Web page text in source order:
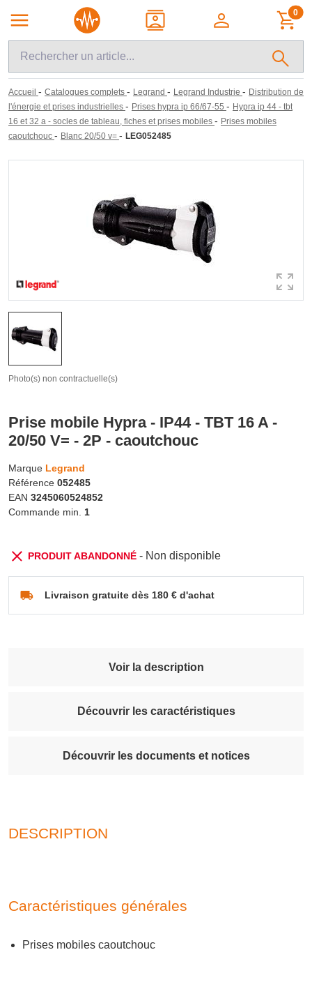
0
Accueil - Catalogues complets - Legrand - Legrand Industrie - Distribution de
l'énergie et prises industrielles - Prises hypra ip 66/67-55 - Hypra ip 44 - tbt
16 et 32 a - socles de tableau, fiches et prises mobiles - Prises mobiles
caoutchouc - Blanc 20/50 v= - LEG052485
Photo(s) non contractuelle(s)
Prise mobile Hypra - IP44 - TBT 16 A -
20/50 V= - 2P - caoutchouc
Marque Legrand
Référence 052485
EAN 3245060524852
Commande min. 1
PRODUIT ABANDONNÉ- Non disponible
Livraison gratuite dès 180 € d'achat
Voir la description
Découvrir les caractéristiques
Découvrir les documents et notices
DESCRIPTION
Caractéristiques générales
Prises mobiles caoutchouc